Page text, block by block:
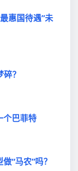
惠国待遇”未
？
个巴菲特
“马农”吗？